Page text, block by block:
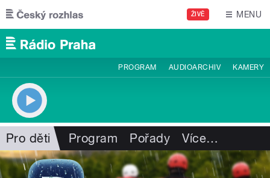
Přejít k hlavnímu obsahu
ŽIVĚ MENU
PROGRAM AUDIOARCHIV KAMERY
Pro děti Program Pořady Více…